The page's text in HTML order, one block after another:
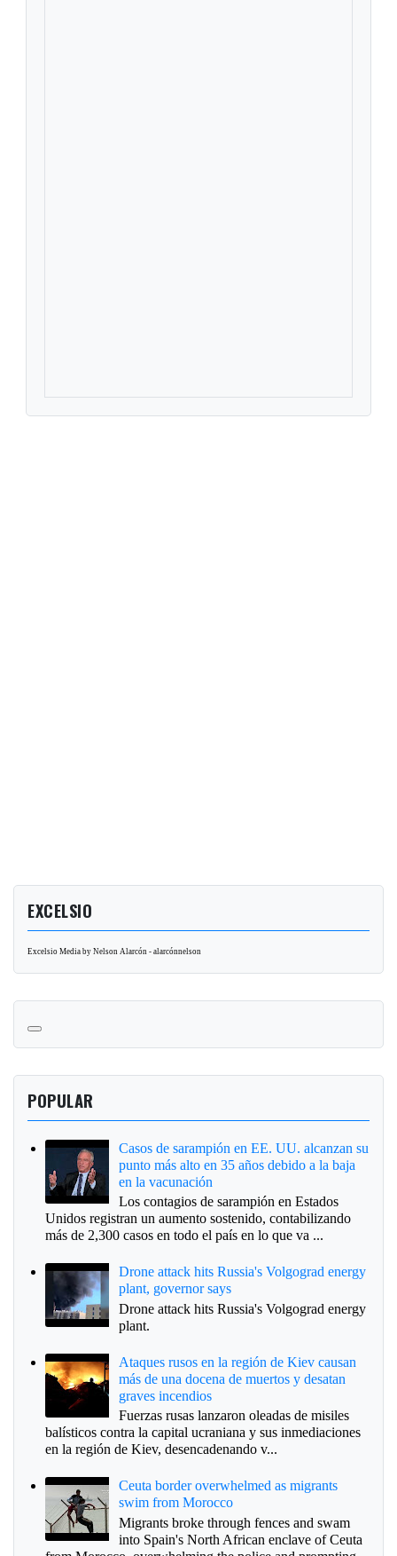
EXCELSIO
Excelsio Media by Nelson Alarcón - alarcónnelson
POPULAR
Casos de sarampión en EE. UU. alcanzan su
punto más alto en 35 años debido a la baja
en la vacunación
Los contagios de sarampión en Estados
Unidos registran un aumento sostenido, contabilizando
más de 2,300 casos en todo el país en lo que va ...
Drone attack hits Russia's Volgograd energy
plant, governor says
Drone attack hits Russia's Volgograd energy
plant.
Ataques rusos en la región de Kiev causan
más de una docena de muertos y desatan
graves incendios
Fuerzas rusas lanzaron oleadas de misiles
balísticos contra la capital ucraniana y sus inmediaciones
en la región de Kiev, desencadenando v...
Ceuta border overwhelmed as migrants
swim from Morocco
Migrants broke through fences and swam
into Spain's North African enclave of Ceuta